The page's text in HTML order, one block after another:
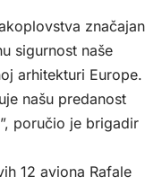
značajan
sigurnost naše
arhitekturi Europe.
našu predanost
poručio je brigadir
12 aviona Rafale